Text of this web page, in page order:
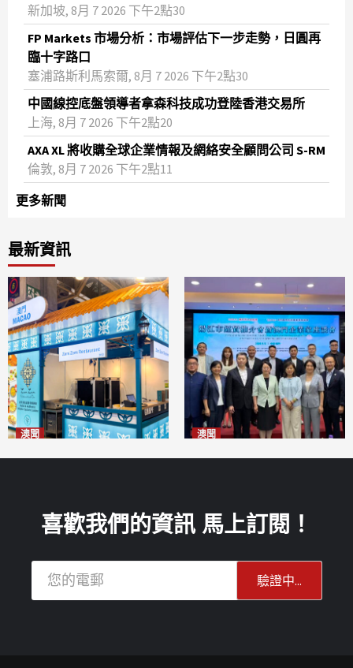
新加坡, 8月 7 2026 下午2點30
FP Markets 市場分析：市場評估下一步走勢，日圓再
臨十字路口
塞浦路斯利馬索爾, 8月 7 2026 下午2點30
中國線控底盤領導者拿森科技成功登陸香港交易所
上海, 8月 7 2026 下午2點20
AXA XL 將收購全球企業情報及網絡安全顧問公司 S-RM
倫敦, 8月 7 2026 下午2點11
更多新聞
最新資訊
澳聞 澳聞
喜歡我們的資訊 馬上訂閱！